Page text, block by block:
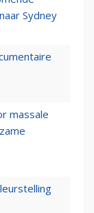
Sydney
massale